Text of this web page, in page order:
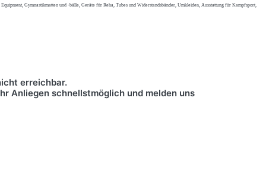
Gymnastikmatten und -bälle, Geräte für Reha, Tubes und Widerstandsbänder, Umkleiden, Ausstattung für Kampfsport,
erreichbar.
Anliegen schnellstmöglich und melden uns